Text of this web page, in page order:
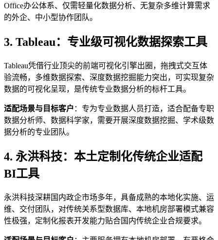
Office办公体系、仅需轻量化数据分析、无复杂多维计算需求
的外企、中小型协作团队。
3. Tableau：专业级可视化数据探索工具
Tableau凭借行业顶尖的前端可视化引擎出圈，拖拽式交互体
验流畅，多维数据探索、深度数据挖掘能力突出，可实现复杂
数据的可视化呈现，是传统专业数据分析的标杆工具。
适配场景与目标客户 ：专为专业数据人员打造，适合配备专职
数据分析师、数据科学家，需要开展深度数据挖掘、学术级数
据分析的专业团队。
4. 永洪科技：本土定制化传统企业适配
BI工具
永洪科技深耕国内政企市场多年，具备成熟的本地化实施、运
维、交付团队，对传统关系型数据库、本地机房部署模式兼容
性极强，定制化报表开发能力贴合国内传统企业合规要求。